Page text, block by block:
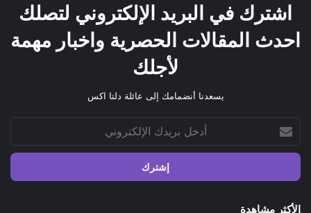
اشترك في البريد الإلكتروني لتصلك
احدث المقالات الحصرية واخبار مهمة
لأجلك
يسعدنا أنضمامك إلى عائلة دلتا اكس
بريدك
الإلكتروني
الأكثر مشاهدة